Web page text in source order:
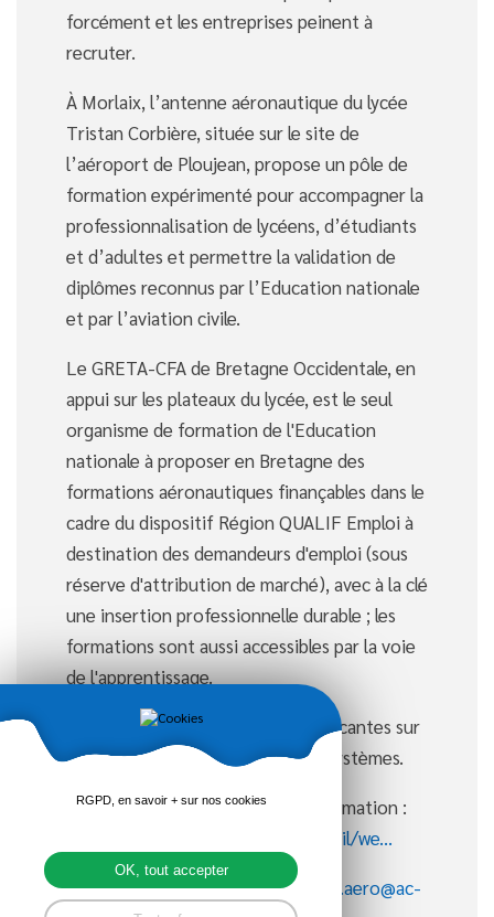
forcément et les entreprises peinent à
recruter.
À Morlaix, l’antenne aéronautique du lycée
Tristan Corbière, située sur le site de
l’aéroport de Ploujean, propose un pôle de
formation expérimenté pour accompagner la
professionnalisation de lycéens, d’étudiants
et d’adultes et permettre la validation de
diplômes reconnus par l’Education nationale
et par l’aviation civile.
Le GRETA-CFA de Bretagne Occidentale, en
appui sur les plateaux du lycée, est le seul
organisme de formation de l'Education
nationale à proposer en Bretagne des
formations aéronautiques finançables dans le
cadre du dispositif Région QUALIF Emploi à
destination des demandeurs d'emploi (sous
réserve d'attribution de marché), avec à la clé
une insertion professionnelle durable ; les
formations sont aussi accessibles par la voie
de l'apprentissage.
Il reste actuellement des places vacantes sur
le bac pro Aéronautique options systèmes.
Vous trouverez ci-joint la fiche formation :
greta-bretagne.ac-rennes.fr/portail/we...
Pour plus de renseignements :
gbo.aero@ac-
RGPD, en savoir + sur nos cookies
OK, tout accepter